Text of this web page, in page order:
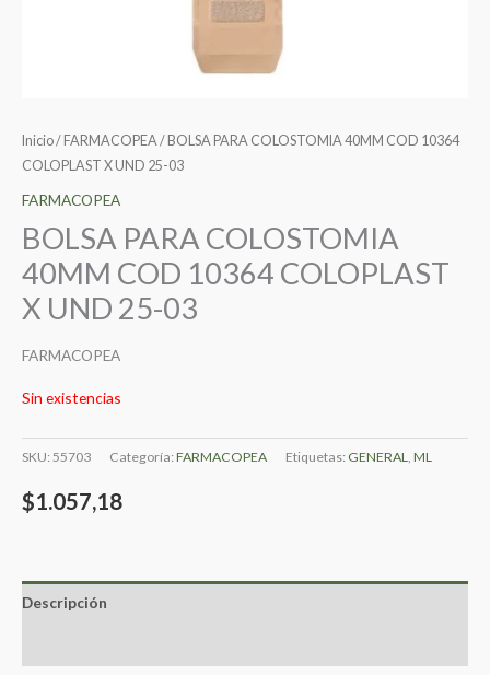
Inicio/ FARMACOPEA/ BOLSA PARA COLOSTOMIA 40MM COD 10364
COLOPLAST X UND 25-03
FARMACOPEA
BOLSA PARA COLOSTOMIA
40MM COD 10364 COLOPLAST
X UND 25-03
FARMACOPEA
Sin existencias
SKU: 55703 Categoría: FARMACOPEA Etiquetas: GENERAL ML
$1.057,18
Descripción